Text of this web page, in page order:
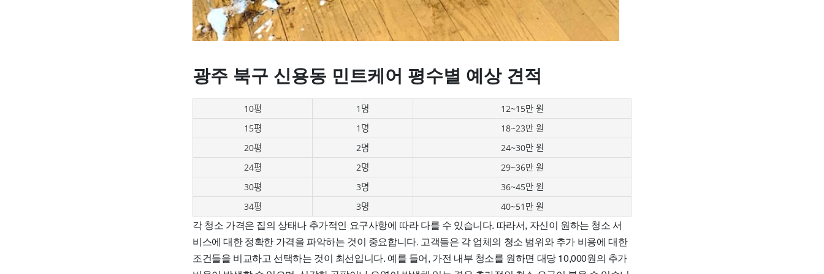
광주 북구 신용동 민트케어 평수별 예상 견적
10평 1명
12~15만 원
15평
1명
18~23만 원
20평
2명
24~30만 원
24평
2명
29~36만 원
30평
3명
36~45만 원
34평
3명 40~51만 원
각 청소 가격은 집의 상태나 추가적인 요구사항에 따라 다를 수 있습니다. 따라서, 자신이 원하는 청소 서
비스에 대한 정확한 가격을 파악하는 것이 중요합니다. 고객들은 각 업체의 청소 범위와 추가 비용에 대한
조건들을 비교하고 선택하는 것이 최선입니다. 예를 들어, 가전 내부 청소를 원하면 대당 10,000원의 추가